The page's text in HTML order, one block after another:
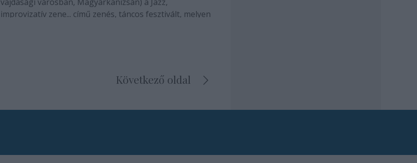
improvizatív zene... című zenés, táncos fesztivált, melyen
Következő oldal